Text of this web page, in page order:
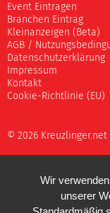
Event Eintragen
Branchen Eintrag
Kleinanzeigen (Beta)
AGB /
Datenschutzerklärung
Impressum
Kontakt
Cookie-Richtlinie (EU)
© 2026 Kreuzlinger.net
Wir
unserer